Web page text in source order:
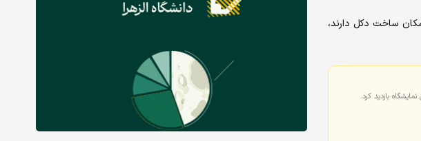
ساخت دکل دارند،
بازدید کرد.